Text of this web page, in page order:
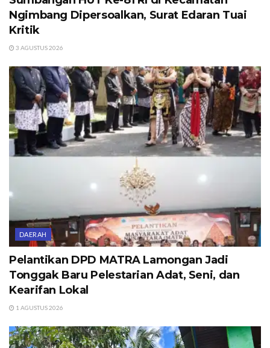
Ngimbang Dipersoalkan, Surat Edaran Tuai
Kritik
3 AGUSTUS 2026
DAERAH
Pelantikan DPD MATRA Lamongan Jadi
Tonggak Baru Pelestarian Adat, Seni, dan
Kearifan Lokal
1 AGUSTUS 2026